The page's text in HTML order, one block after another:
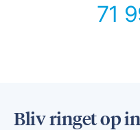
71
Bliv ringet op